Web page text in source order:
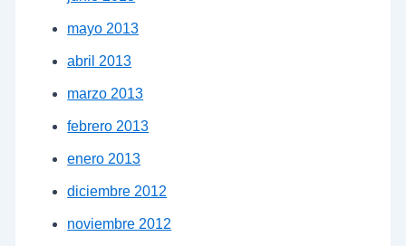
mayo 2013
abril 2013
marzo 2013
febrero 2013
enero 2013
diciembre 2012
noviembre 2012